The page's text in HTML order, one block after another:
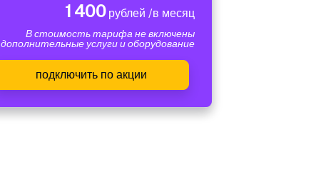
1 400рублей /в месяц
В стоимость тарифа не включены
дополнительные услуги и оборудование
подключить по акции